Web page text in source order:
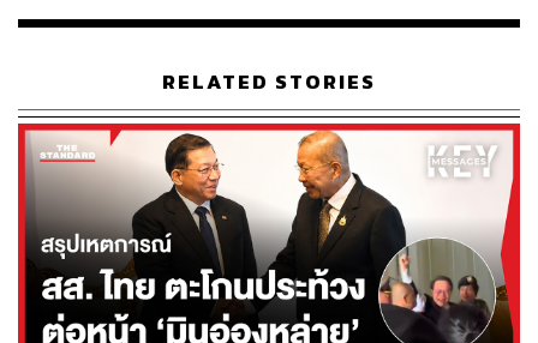
รำลึกการครบรอบ 12 ปี เหตุการณ์รัฐประหารปี 2557 ซึ่งระบุ
ว่า ”ภายใต้ระบอบสีน้ำเงิน ศาลรัฐธรรมนูญ องค์กรอิสระ
และวุฒิสภา พร้อมที่จะใช้อำนาจอย่างฉ้อฉลบิดเบือน เพราะ
ประชาชนตรวจสอบ หรือถอดถอนไม่ได้…” นั้น ตนเองใน
ฐานะประธานกรรมาธิการองค์กรอิสระตามรัฐธรรมนูญ การ
ป้องกันและปราบปรามการทุจริประพฤติมิชอบ และการเสริม
สร้างธรรมาภิบาล วุฒิสภา เห็นว่า มีการเน้นย้ำเรื่องระบอบ
สีน้ำเงินกินรวบประเทศไทย ซึ่งแสดงภายหลังหลังจากที่คณะ
องคมนตรีร่วมประชุมกับ บกปภ.ช.
RELATED STORIES